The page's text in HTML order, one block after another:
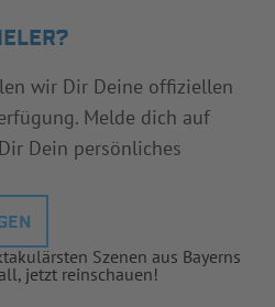
wir Dir Deine offiziellen
Melde dich auf
Dein persönliches
Szenen aus Bayerns
jetzt reinschauen!